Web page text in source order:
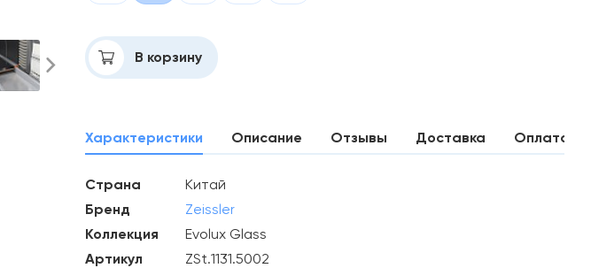
Добавлено В корзину
Характеристики Описание Отзывы Доставка Оплата
Страна
Китай
Бренд
Zeissler
Коллекция
Evolux Glass
Артикул
ZSt.1131.5002